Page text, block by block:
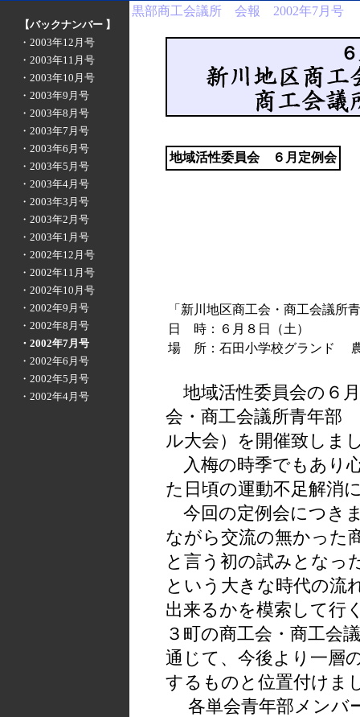
【バックナンバー 】
・2003年12月号
・2003年11月号
・2003年10月号
・2003年9月号
・2003年8月号
・2003年7月号
・2003年6月号
・2003年5月号
・2003年4月号
・2003年3月号
・2003年2月号
・2003年1月号
・2002年12月号
・2002年11月号
・2002年10月号
・2002年9月号
・2002年8月号
・2002年7月号
・2002年6月号
・2002年5月号
・2002年4月号
黒部商工会議所 会報 2002年7月号
地域活性委員会 ６月定例会
「新川地区商工会・商工会議
日 時：６月８日（土）
場 所：石田小学校グランド
地域活性委員会の６
会・商工会議所青年部
ル大会）を開催致しま
入梅の時季でもあり
た日頃の運動不足解消
今回の定例会につき
ながら交流の無かった
と言う初の試みとなっ
という大きな時代の流
出来るかを模索して行
３町の商工会・商工会
通じて、今後より一層
するものと位置付けま
各単会青年部メンバ